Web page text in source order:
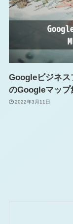
お問い合わ
LINE
専用フォー
Googleビジネス
のGoogleマップ
2022年3月11日